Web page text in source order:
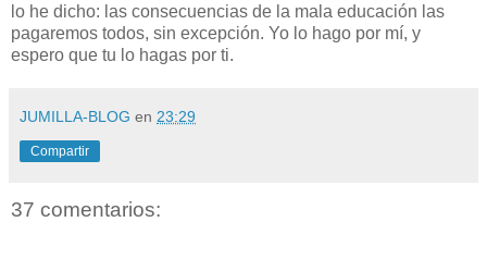
lo he dicho: las consecuencias de la mala educación las
pagaremos todos, sin excepción. Yo lo hago por mí, y
espero que tu lo hagas por ti.
JUMILLA-BLOG en 23:29
Compartir
37 comentarios: